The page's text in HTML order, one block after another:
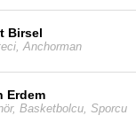
tarihinde
Fed Başkanı
Birsel
Anchorman
Erdem
, Basketbolcu Sporcu